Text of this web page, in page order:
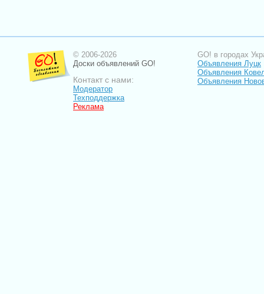
© 2006-2026
Доски объявлений GO!
Контакт с нами:
Модератор
Техподдержка
Реклама
GO! в городах
Объявления Луцк
Объявления
Объявления